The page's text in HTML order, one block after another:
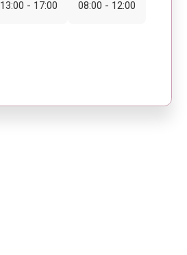
13:00 - 17:00
08:00 - 12:00